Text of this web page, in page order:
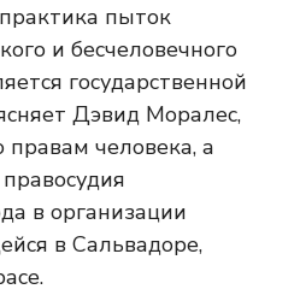
пыток
и бесчеловечного
государственной
Дэвид Моралес,
человека, а
в организации
в Сальвадоре,